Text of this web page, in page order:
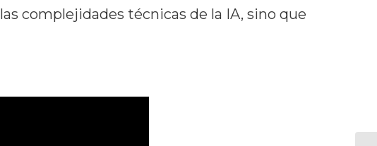
complejidades técnicas de la IA, sino que